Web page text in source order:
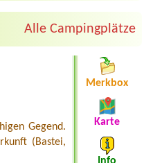
Alle Campingplätze
Gegend.
(Bastei,
Merkbox
Karte